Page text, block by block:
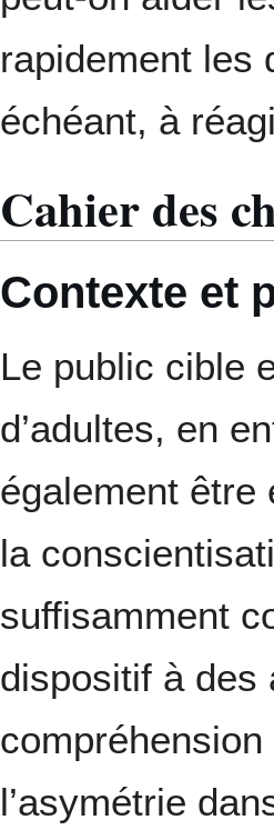
rapidement les
échéant, à
Cahier des
Contexte et
Le public cible
d’adultes, en
également être
la
suffisamment
dispositif à des
l’asymétrie